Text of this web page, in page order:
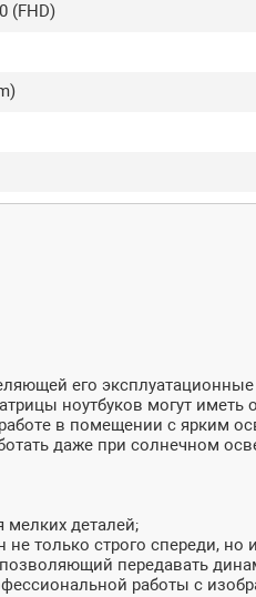
(FHD)
его
ноутбуков могут иметь
в помещении с ярким
даже при солнечном
мелких деталей;
не только строго спереди,
передавать
работы с